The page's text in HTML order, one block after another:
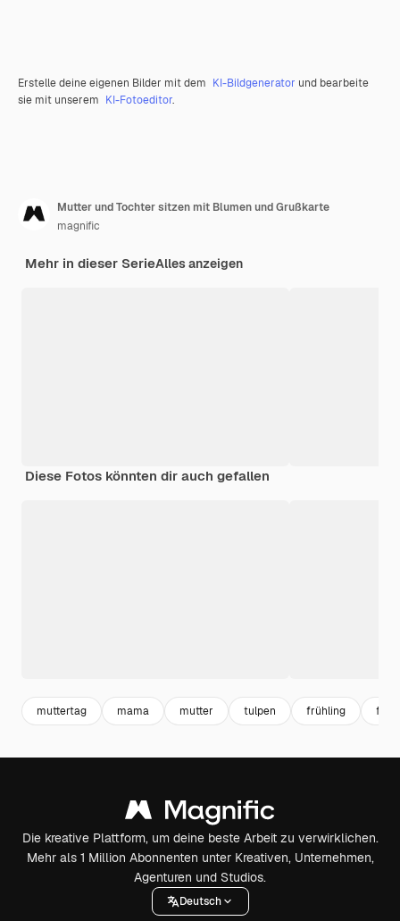
Erstelle deine eigenen Bilder mit dem KI-Bildgenerator und bearbeite
sie mit unserem KI-Fotoeditor.
Mutter und Tochter sitzen mit Blumen und Grußkarte
magnific
Mehr in dieser SerieAlles anzeigen
Diese Fotos könnten dir auch gefallen
muttertag mama mutter tulpen frühling
Die kreative Plattform, um deine beste Arbeit zu verwirklichen.
Mehr als 1 Million Abonnenten unter Kreativen, Unternehmen,
Agenturen und Studios.
Deutsch